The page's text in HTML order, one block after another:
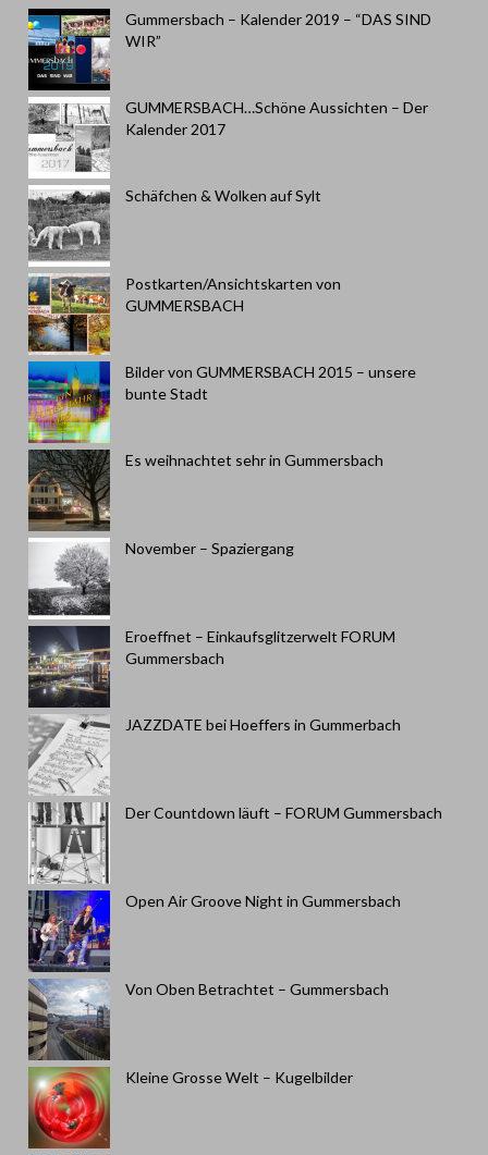
Gummersbach – Kalender 2019 – “DAS SIND
WIR”
GUMMERSBACH…Schöne Aussichten – Der
Kalender 2017
Schäfchen & Wolken auf Sylt
Postkarten/Ansichtskarten von
GUMMERSBACH
Bilder von GUMMERSBACH 2015 – unsere
bunte Stadt
Es weihnachtet sehr in Gummersbach
November – Spaziergang
Eroeffnet – Einkaufsglitzerwelt FORUM
Gummersbach
JAZZDATE bei Hoeffers in Gummerbach
Der Countdown läuft – FORUM Gummersbach
Open Air Groove Night in Gummersbach
Von Oben Betrachtet – Gummersbach
Kleine Grosse Welt – Kugelbilder